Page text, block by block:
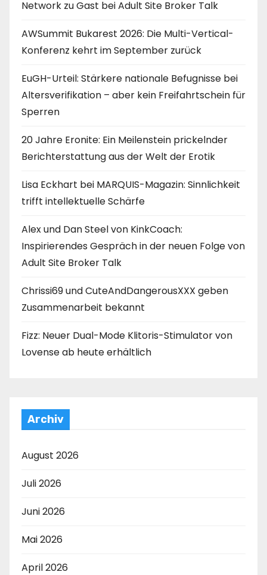
Network zu Gast bei Adult Site Broker Talk
AWSummit Bukarest 2026: Die Multi-Vertical-
Konferenz kehrt im September zurück
EuGH-Urteil: Stärkere nationale Befugnisse bei
Altersverifikation – aber kein Freifahrtschein für
Sperren
20 Jahre Eronite: Ein Meilenstein prickelnder
Berichterstattung aus der Welt der Erotik
Lisa Eckhart bei MARQUIS-Magazin: Sinnlichkeit
trifft intellektuelle Schärfe
Alex und Dan Steel von KinkCoach:
Inspirierendes Gespräch in der neuen Folge von
Adult Site Broker Talk
Chrissi69 und CuteAndDangerousXXX geben
Zusammenarbeit bekannt
Fizz: Neuer Dual-Mode Klitoris-Stimulator von
Lovense ab heute erhältlich
Archiv
August 2026
Juli 2026
Juni 2026
Mai 2026
April 2026